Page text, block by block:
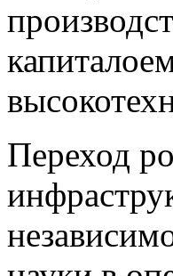
Переход